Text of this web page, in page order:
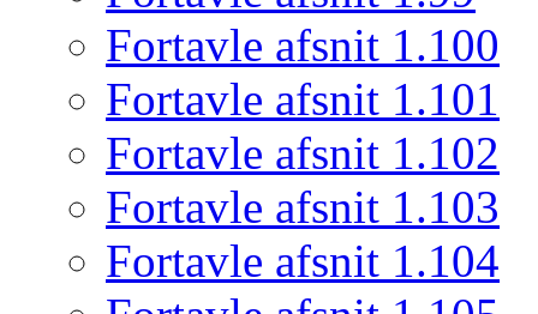
Fortavle afsnit 1.100
Fortavle afsnit 1.101
Fortavle afsnit 1.102
Fortavle afsnit 1.103
Fortavle afsnit 1.104